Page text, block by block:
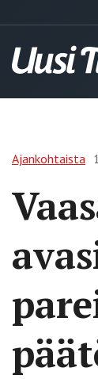
Ajankohtaista